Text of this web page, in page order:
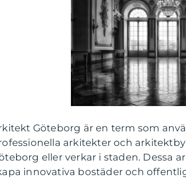
Göteborg är en term som
arkitekter och
eller verkar i staden. Dessa
innovativa bostäder och